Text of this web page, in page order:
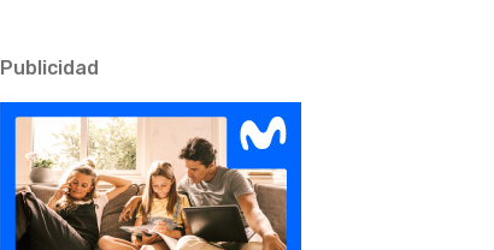
Publicidad